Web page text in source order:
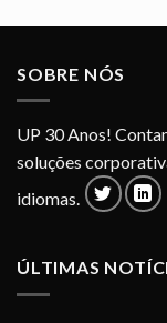
SOBRE NÓS
UP 30 Anos!
soluções
idiomas.
ÚLTIMAS